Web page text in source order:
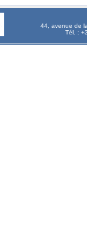
44, avenue de
Tél. :